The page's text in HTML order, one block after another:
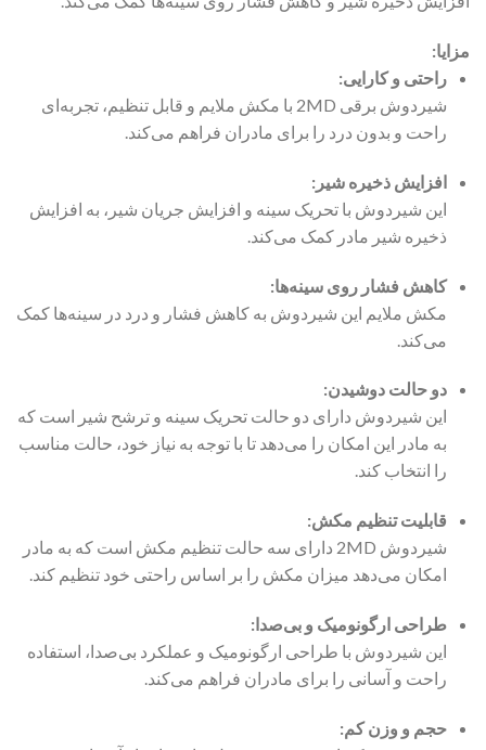
مزایا:
راحتی و کارایی:
شیردوش برقی 2MD با مکش ملایم و قابل تنظیم، تجربه‌ای
راحت و بدون درد را برای مادران فراهم می‌کند.
افزایش ذخیره شیر:
این شیردوش با تحریک سینه و افزایش جریان شیر، به افزایش
ذخیره شیر مادر کمک می‌کند.
کاهش فشار روی سینه‌ها:
مکش ملایم این شیردوش به کاهش فشار و درد در سینه‌ها کمک
می‌کند.
دو حالت دوشیدن:
این شیردوش دارای دو حالت تحریک سینه و ترشح شیر است که
به مادر این امکان را می‌دهد تا با توجه به نیاز خود، حالت مناسب
را انتخاب کند.
قابلیت تنظیم مکش:
شیردوش 2MD دارای سه حالت تنظیم مکش است که به مادر
امکان می‌دهد میزان مکش را بر اساس راحتی خود تنظیم کند.
طراحی ارگونومیک و بی‌صدا:
این شیردوش با طراحی ارگونومیک و عملکرد بی‌صدا، استفاده
راحت و آسانی را برای مادران فراهم می‌کند.
حجم و وزن کم: